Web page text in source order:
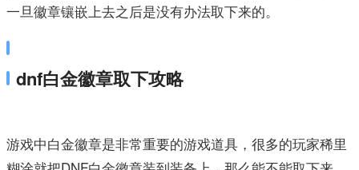
模拟经营
音乐舞蹈
一旦徽章镶嵌上去之后是没有办法取下来的。
dnf白金徽章取下攻略
游戏中白金徽章是非常重要的游戏道具，很多的玩家稀里